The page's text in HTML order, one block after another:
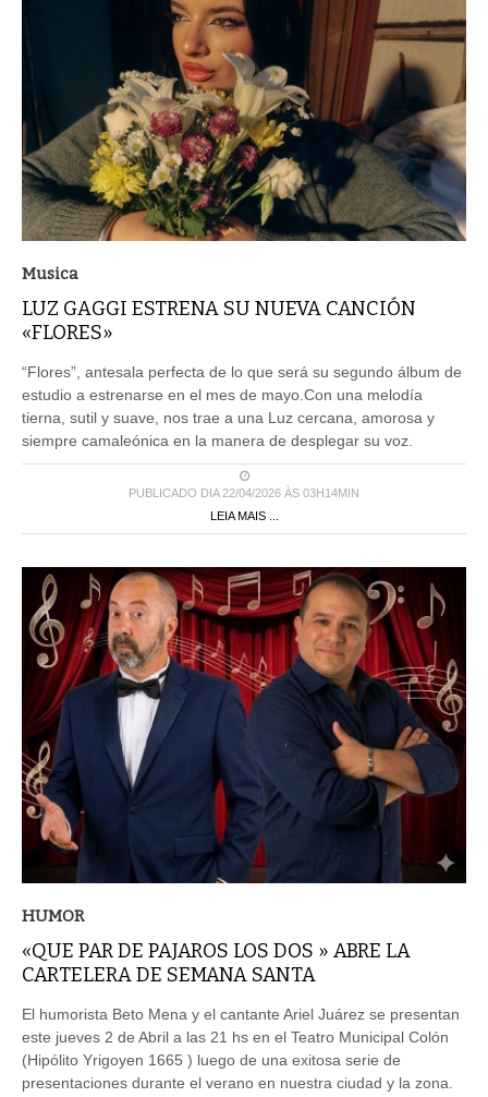
Musica
LUZ GAGGI ESTRENA SU NUEVA CANCIÓN
«FLORES»
“Flores”, antesala perfecta de lo que será su segundo álbum de
estudio a estrenarse en el mes de mayo.Con una melodía
tierna, sutil y suave, nos trae a una Luz cercana, amorosa y
siempre camaleónica en la manera de desplegar su voz.
PUBLICADO DIA 22/04/2026 ÀS 03H14MIN
LEIA MAIS ...
HUMOR
«QUE PAR DE PAJAROS LOS DOS » ABRE LA
CARTELERA DE SEMANA SANTA
El humorista Beto Mena y el cantante Ariel Juárez se presentan
este jueves 2 de Abril a las 21 hs en el Teatro Municipal Colón
(Hipólito Yrigoyen 1665 ) luego de una exitosa serie de
presentaciones durante el verano en nuestra ciudad y la zona.